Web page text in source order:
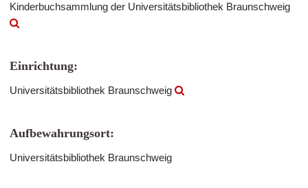
Kinderbuchsammlung der Universitätsbibliothek Braunschweig
Einrichtung:
Universitätsbibliothek Braunschweig
Aufbewahrungsort:
Universitätsbibliothek Braunschweig